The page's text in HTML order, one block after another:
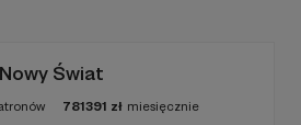
Świat
781391 zł miesięcznie